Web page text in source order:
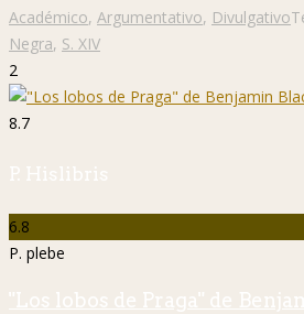
Académico, Argumentativo, Divulgativo
Negra, S. XIV
2
8.7
P. Hislibris
6.8
P. plebe
"Los lobos de Praga" de